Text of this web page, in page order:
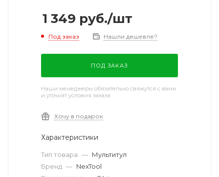
1 349 руб./шт
Под заказ Нашли дешевле?
ПОД ЗАКАЗ
Наши менеджеры обязательно свяжутся с вами
и уточнят условия заказа
Хочу в подарок
Характеристики
Тип товара — Мультитул
Бренд — NexTool